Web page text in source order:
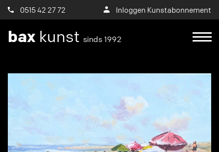
0515 42 27 72 Inloggen Kunstabonnement
bax kunst sinds 1992